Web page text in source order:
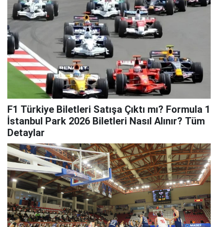
F1 Türkiye Biletleri Satışa Çıktı mı? Formula 1
İstanbul Park 2026 Biletleri Nasıl Alınır? Tüm
Detaylar